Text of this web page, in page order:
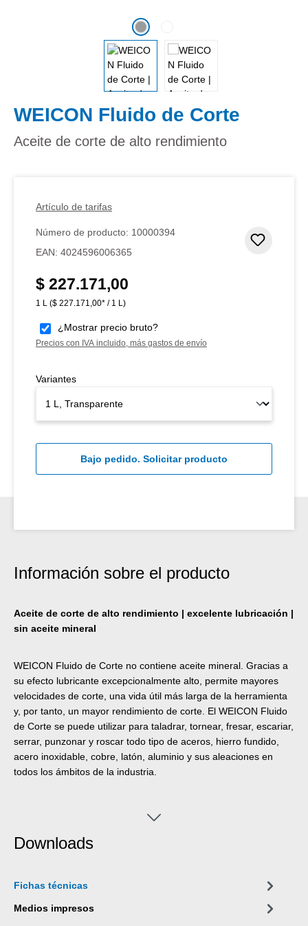
WEICON Fluido de Corte
Aceite de corte de alto rendimiento
Artículo de tarifas
Número de producto: 10000394
EAN: 4024596006365
Precio normal:
$ 227.171,00
1 L ($ 227.171,00* / 1 L)
¿Mostrar precio bruto?
Precios con IVA incluido, más gastos de envío
Variantes
Bajo pedido. Solicitar producto
Información sobre el producto
Aceite de corte de alto rendimiento | excelente lubricación |
sin aceite mineral
WEICON Fluido de Corte no contiene aceite mineral. Gracias a
su efecto lubricante excepcionalmente alto, permite mayores
velocidades de corte, una vida útil más larga de la herramienta
y, por tanto, un mayor rendimiento de corte. El WEICON Fluido
de Corte se puede utilizar para taladrar, tornear, fresar, escariar,
serrar, punzonar y roscar todo tipo de aceros, hierro fundido,
acero inoxidable, cobre, latón, aluminio y sus aleaciones en
todos los ámbitos de la industria.
Downloads
Fichas técnicas
Medios impresos